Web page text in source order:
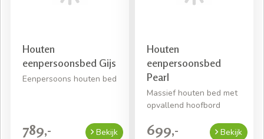
Houten
eenpersoonsbed Gijs
Eenpersoons houten bed
789,- Bekijk
Houten
eenpersoonsbed
Pearl
Massief houten bed met
opvallend hoofbord
699,- Bekijk